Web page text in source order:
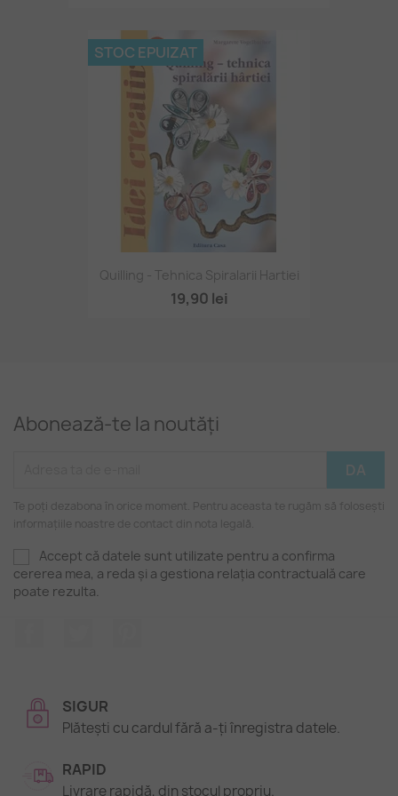
Quilling - Tehnica Spiralarii Hartiei
19,90 lei
STOC EPUIZAT
Abonează-te la noutăți
Te poți dezabona în orice moment. Pentru aceasta te rugăm să folosești
informațiile noastre de contact din nota legală.
Accept că datele sunt utilizate pentru a confirma
cererea mea, a reda și a gestiona relația contractuală care
poate rezulta.
SIGUR
Plătești cu cardul fără a-ți înregistra datele.
RAPID
Livrare rapidă, din stocul propriu.